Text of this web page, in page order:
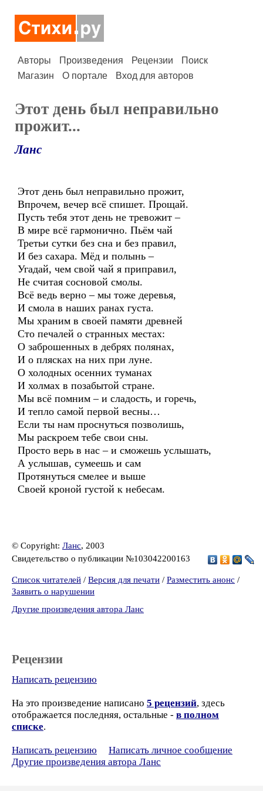
Авторы Произведения Рецензии
Поиск
Магазин
О портале Вход для авторов
Этот день был неправильно
прожит...
Ланс
Этот день был неправильно прожит,
Впрочем, вечер всё спишет. Прощай.
Пусть тебя этот день не тревожит –
В мире всё гармонично. Пьём чай
Третьи сутки без сна и без правил,
И без сахара. Мёд и полынь –
Угадай, чем свой чай я приправил,
Не считая сосновой смолы.
Всё ведь верно – мы тоже деревья,
И смола в наших ранах густа.
Мы храним в своей памяти древней
Сто печалей о странных местах:
О заброшенных в дебрях полянах,
И о плясках на них при луне.
О холодных осенних туманах
И холмах в позабытой стране.
Мы всё помним – и сладость, и горечь,
И тепло самой первой весны…
Если ты нам проснуться позволишь,
Мы раскроем тебе свои сны.
Просто верь в нас – и сможешь услышать,
А услышав, сумеешь и сам
Протянуться смелее и выше
Своей кроной густой к небесам.
© Copyright: Ланс, 2003
Свидетельство о публикации №103042200163
Список читателей / Версия для печати / Разместить анонс /
Заявить о нарушении
Другие произведения автора Ланс
Рецензии
Написать рецензию
На это произведение написано 5 рецензий, здесь
отображается последняя, остальные - в полном
списке.
Написать рецензию
Написать личное сообщение
Другие произведения автора Ланс